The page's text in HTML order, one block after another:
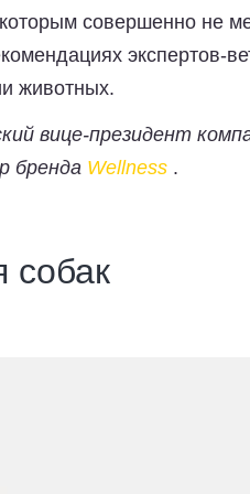
совершенно не
экспертов-
животных.
вице-президент
бренда Wellness .
собак